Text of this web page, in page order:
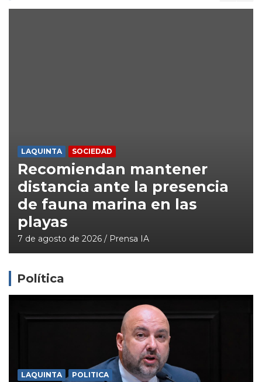
LAQUINTA SOCIEDAD
Recomiendan mantener
distancia ante la presencia
de fauna marina en las
playas
7 de agosto de 2026 Prensa IA
Política
LAQUINTA POLITICA